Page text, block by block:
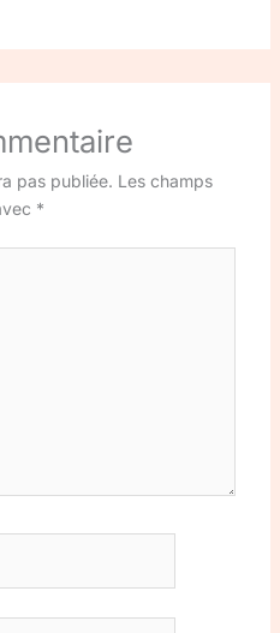
pas publiée. Les champs
*